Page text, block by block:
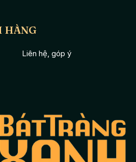
HÀNG
Liên hệ, góp ý